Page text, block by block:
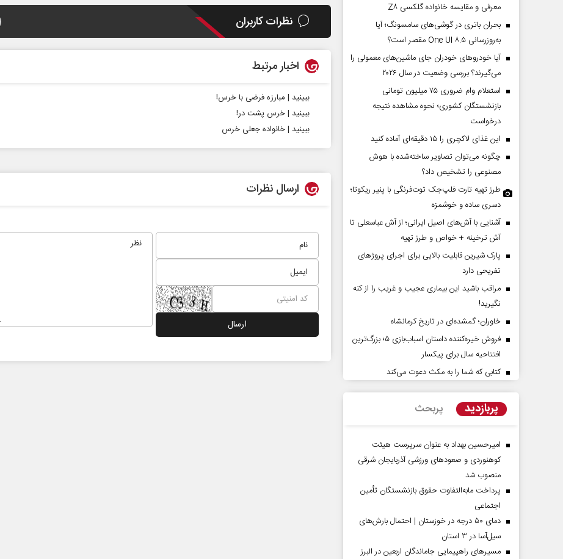
نظرات کاربران
اخبار مرتبط
ببینید | مبارزه فرضی با خرس!
ببینید | خرس پشت در!
ببینید | خانواده جعلی خرس
ارسال نظرات
معرفی و مقایسه خانواده گلکسی Z۸
بحران باتری در گوشی‌های سامسونگ؛ آیا
به‌روزرسانی One UI ۸.۵ مقصر است؟
آیا خودروهای خودران جای ماشین‌های معمولی را
می‌گیرند؟ بررسی وضعیت در سال ۲۰۲۶
استعلام وام ضروری ۷۵ میلیون تومانی
بازنشستگان کشوری؛ نحوه مشاهده نتیجه
درخواست
این غذای لاکچری را ۱۵ دقیقه‌ای آماده کنید
چگونه می‌توان تصاویر ساخته‌شده با هوش
مصنوعی را تشخیص داد؟
طرز تهیه تارت فلپ‌جک توت‌فرنگی با پنیر ریکوتا؛
دسری ساده و خوشمزه
آشنایی با آش‌های اصیل ایرانی؛ از آش عباسعلی تا
آش ترخینه + خواص و طرز تهیه
پارک شیرین قابلیت‌ بالایی برای اجرای پروژهای
تفریحی دارد
مراقب باشید این بیماری عجیب و غریب را از کنه
نگیرید!
خاوران؛ گمشده‌ای در تاریخ کرمانشاه
فروش خیره‌کننده داستان اسباب‌بازی ۵؛ بزرگ‌ترین
افتتاحیه سال برای پیکسار
کتابی که شما را به مکث دعوت می‌کند
پربازدید پربحث
امیرحسین بهداد به عنوان سرپرست هیئت
کوهنوردی و صعودهای ورزشی آذربایجان شرقی
منصوب شد
پرداخت مابه‌التفاوت حقوق بازنشستگان تأمین
اجتماعی
دمای ۵۰ درجه در خوزستان | احتمال بارش‌های
سیل‌آسا در ۳ استان
مسیر‌های راهپیمایی جاماندگان اربعین در البرز
راوی حقیقتِ آرامش‌ بخش
دکتر حسین قرایی - مدیر کل روابط عمومی
رسانه ملی
ادامه جنگ برای آمریکا یعنی
شکست مفتضحانه
دکتر مراد عنادی -